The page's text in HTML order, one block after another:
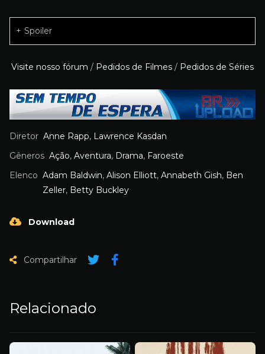
Spoiler
Visite nosso fórum / Pedidos de Filmes / Pedidos de Séries
Diretor Anne Rapp, Lawrence Kasdan
Gêneros Ação, Aventura, Drama, Faroeste
Elenco Adam Baldwin, Alison Elliott, Annabeth Gish, Ben
Zeller, Betty Buckley
Download
Compartilhar
Relacionado